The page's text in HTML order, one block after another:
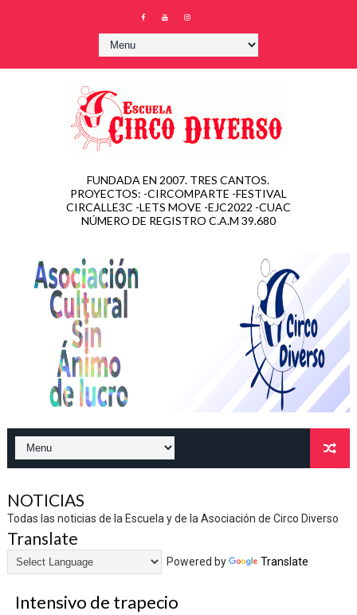
FUNDADA EN 2007. TRES CANTOS.
PROYECTOS: -CIRCOMPARTE -FESTIVAL
CIRCALLE3C -LETS MOVE -EJC2022 -CUAC
NÚMERO DE REGISTRO C.A.M 39.680
NOTICIAS
Todas las noticias de la Escuela y de la Asociación de Circo Diverso
Translate
Powered by Translate
Intensivo de trapecio